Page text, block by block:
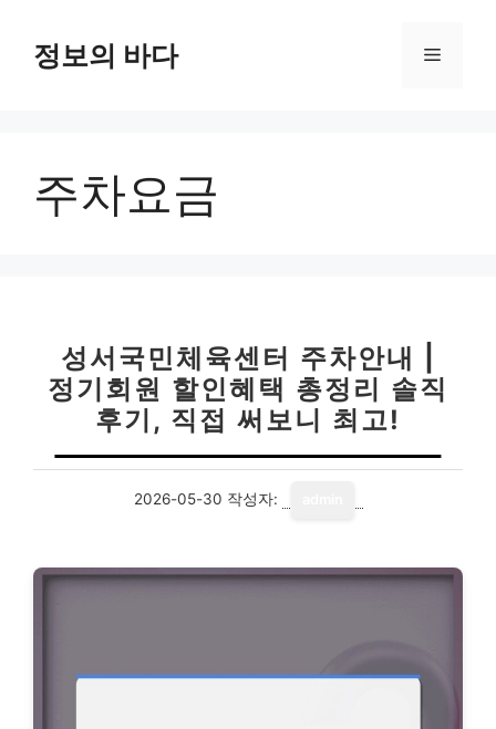
정보의 바다 메
주차요금
성서국민체육센터 주차안내 |
정기회원 할인혜택 총정리 솔직
후기, 직접 써보니 최고!
2026-05-30 작성자: